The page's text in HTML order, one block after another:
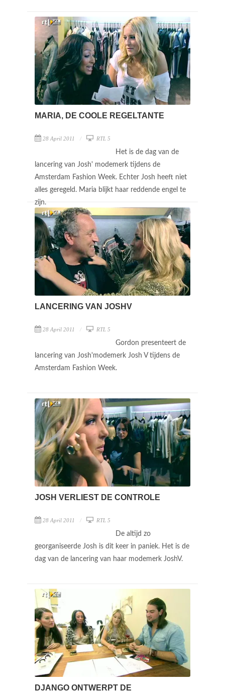
MARIA, DE COOLE REGELTANTE
28 April 2011 RTL 5
Het is de dag van de
lancering van Josh' modemerk tijdens de
Amsterdam Fashion Week. Echter Josh heeft niet
alles geregeld. Maria blijkt haar reddende engel te
zijn.
LANCERING VAN JOSHV
28 April 2011 RTL 5
Gordon presenteert de
lancering van Josh'modemerk Josh V tijdens de
Amsterdam Fashion Week.
JOSH VERLIEST DE CONTROLE
28 April 2011 RTL 5
De altijd zo
georganiseerde Josh is dit keer in paniek. Het is de
dag van de lancering van haar modemerk JoshV.
DJANGO ONTWERPT DE